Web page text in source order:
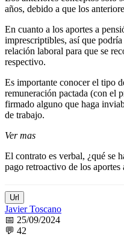
años, debido a que los
En cuanto a los aportes a
imprescriptibles, así que
relación laboral para que se
respectivo.
Es importante conocer el tipo
remuneración pactada (con el
firmado alguno que haga
de trabajo.
Ver mas
El contrato es verbal, ¿qué se
pago retroactivo de los aportes
Url
Javier Toscano
📅 25/09/2024
💬 42